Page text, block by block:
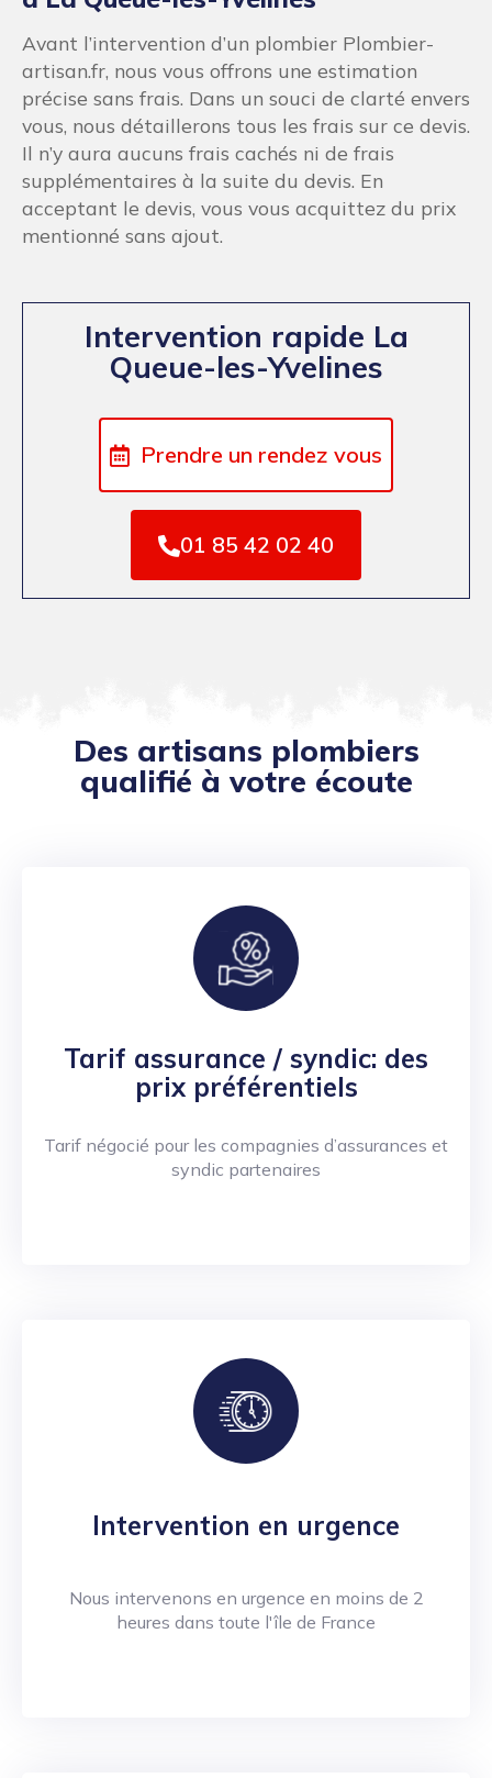
Avant l’intervention d’un plombier Plombier-
artisan.fr, nous vous offrons une estimation
précise sans frais. Dans un souci de clarté envers
vous, nous détaillerons tous les frais sur ce devis.
Il n’y aura aucuns frais cachés ni de frais
supplémentaires à la suite du devis. En
acceptant le devis, vous vous acquittez du prix
mentionné sans ajout.
Intervention rapide La
Queue-les-Yvelines
Prendre un rendez vous
01 85 42 02 40
Des artisans plombiers
qualifié à votre écoute
Tarif assurance / syndic: des
prix préférentiels
Tarif négocié pour les compagnies d’assurances et
syndic partenaires
Intervention en urgence
Nous intervenons en urgence en moins de 2
heures dans toute l'île de France